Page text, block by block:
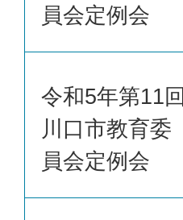
員会定例会
令和5年第11回
川口市教育委
員会定例会